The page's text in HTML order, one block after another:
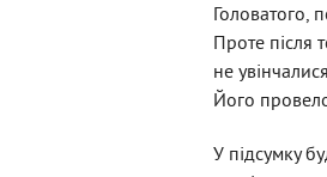
Головатого,
Проте після
не
Його
У підсумку